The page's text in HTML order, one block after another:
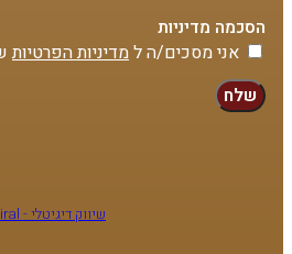
הסכמה מדיניות
אני מסכים/ה למדיניות הפרטיות
שלח
שיווק דיגיטלי - Bviral